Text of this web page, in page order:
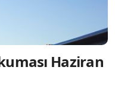
Haziran